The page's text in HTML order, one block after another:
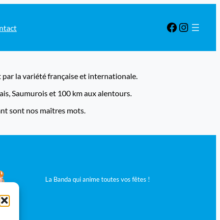
Facebook Instagram
la variété française et internationale.
Saumurois et 100 km aux alentours.
sont nos maîtres mots.
La Banda qui anime toutes vos fêtes !